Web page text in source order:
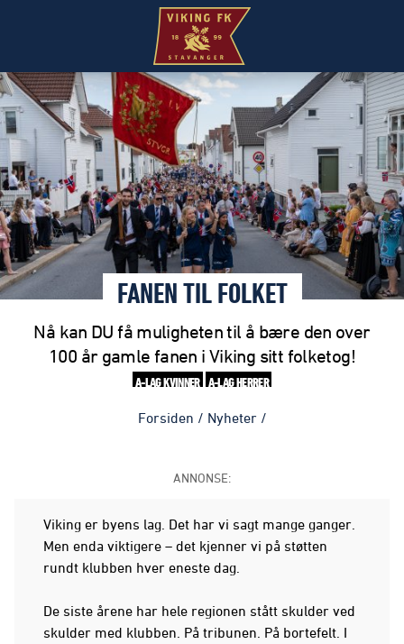
FANEN TIL FOLKET
Nå kan DU få muligheten til å bære den over
100 år gamle fanen i Viking sitt folketog!
A-LAG KVINNER A-LAG HERRER
Forsiden / Nyheter /
ANNONSE:
Viking er byens lag. Det har vi sagt mange ganger.
Men enda viktigere – det kjenner vi på støtten
rundt klubben hver eneste dag.
De siste årene har hele regionen stått skulder ved
skulder med klubben. På tribunen. På bortefelt. I